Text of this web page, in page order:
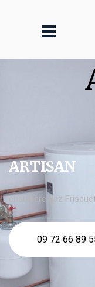
ARTISAN
chaudière gaz
09 72 66 89